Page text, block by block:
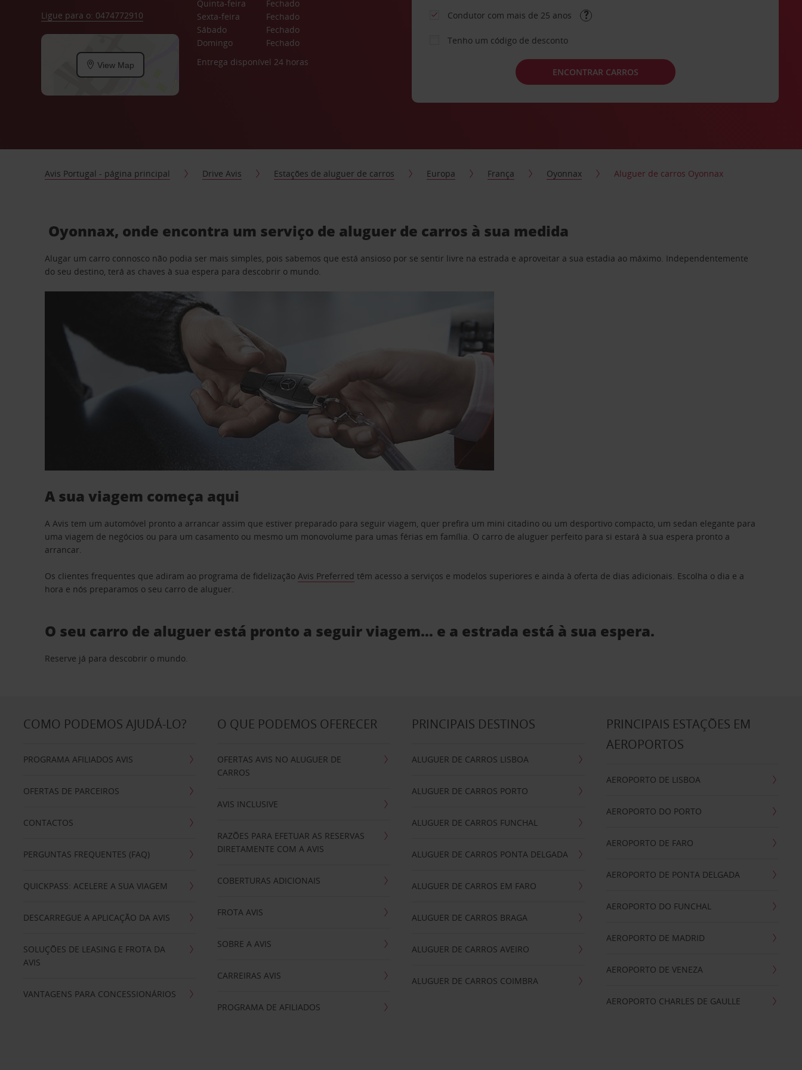
Ligue para o: 0474772910
View Map
Quinta-feira
Fechado
Sexta-feira
Fechado
Sábado
Fechado
Domingo
Fechado
Entrega disponível 24 horas
Condutor com mais de 25 anos
Tenho um código de desconto
ENCONTRAR CARROS
Avis Portugal - página principal Drive Avis Estações de aluguer de carros Europa França Oyonnax Aluguer de carros Oyonnax
Oyonnax, onde encontra um serviço de aluguer de carros à sua medida
Alugar um carro connosco não podia ser mais simples, pois sabemos que está ansioso por se sentir livre na estrada e aproveitar a sua estadia ao máximo. Independentemente
do seu destino, terá as chaves à sua espera para descobrir o mundo.
A sua viagem começa aqui
A Avis tem um automóvel pronto a arrancar assim que estiver preparado para seguir viagem, quer prefira um mini citadino ou um desportivo compacto, um sedan elegante para
uma viagem de negócios ou para um casamento ou mesmo um monovolume para umas férias em família. O carro de aluguer perfeito para si estará à sua espera pronto a
arrancar.
Os clientes frequentes que adiram ao programa de fidelizaçãoAvis Preferred têm acesso a serviços e modelos superiores e ainda à oferta de dias adicionais. Escolha o dia e a
hora e nós preparamos o seu carro de aluguer.
O seu carro de aluguer está pronto a seguir viagem… e a estrada está à sua espera.
Reserve já para descobrir o mundo.
COMO PODEMOS AJUDÁ-LO?
PROGRAMA AFILIADOS AVIS
OFERTAS DE PARCEIROS
CONTACTOS
PERGUNTAS FREQUENTES (FAQ)
QUICKPASS: ACELERE A SUA VIAGEM
DESCARREGUE A APLICAÇÃO DA AVIS
SOLUÇÕES DE LEASING E FROTA DA
AVIS
VANTAGENS PARA CONCESSIONÁRIOS
O QUE PODEMOS OFERECER
OFERTAS AVIS NO ALUGUER DE
CARROS
AVIS INCLUSIVE
RAZÕES PARA EFETUAR AS RESERVAS
DIRETAMENTE COM A AVIS
COBERTURAS ADICIONAIS
FROTA AVIS
SOBRE A AVIS
CARREIRAS AVIS
PROGRAMA DE AFILIADOS
PRINCIPAIS DESTINOS
ALUGUER DE CARROS LISBOA
ALUGUER DE CARROS PORTO
ALUGUER DE CARROS FUNCHAL
ALUGUER DE CARROS PONTA DELGADA
ALUGUER DE CARROS EM FARO
ALUGUER DE CARROS BRAGA
ALUGUER DE CARROS AVEIRO
ALUGUER DE CARROS COIMBRA
PRINCIPAIS ESTAÇÕES EM
AEROPORTOS
AEROPORTO DE LISBOA
AEROPORTO DO PORTO
AEROPORTO DE FARO
AEROPORTO DE PONTA DELGADA
AEROPORTO DO FUNCHAL
AEROPORTO DE MADRID
AEROPORTO DE VENEZA
AEROPORTO CHARLES DE GAULLE